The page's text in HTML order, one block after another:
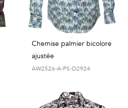
Chemise palmier bicolore
ajustée
AW2526-A-PS-D2924